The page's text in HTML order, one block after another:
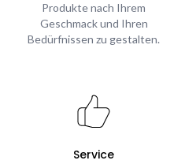
Produkte nach Ihrem
Geschmack und Ihren
Bedürfnissen zu gestalten.
Service